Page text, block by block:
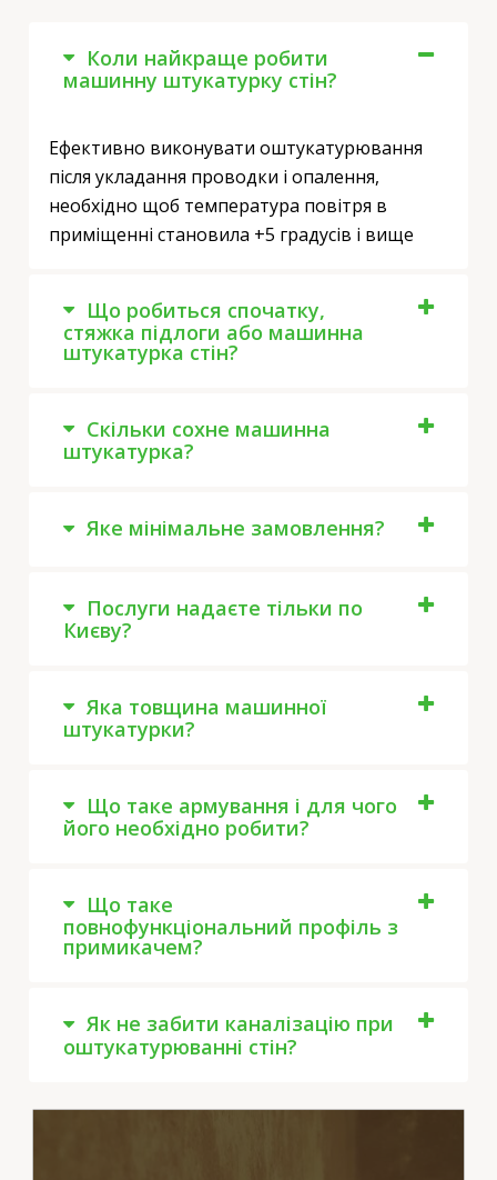
Коли найкраще робити
машинну штукатурку стін?
Ефективно виконувати оштукатурювання
після укладання проводки і опалення,
необхідно щоб температура повітря в
приміщенні становила +5 градусів і вище
Що робиться спочатку,
стяжка підлоги або машинна
штукатурка стін?
Скільки сохне машинна
штукатурка?
Яке мінімальне замовлення?
Послуги надаєте тільки по
Києву?
Яка товщина машинної
штукатурки?
Що таке армування і для чого
його необхідно робити?
Що таке
повнофункціональний профіль з
примикачем?
Як не забити каналізацію при
оштукатурюванні стін?